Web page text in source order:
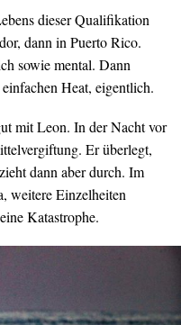
dieser Qualifikation
dann in Puerto Rico.
sowie mental. Dann
Heat, eigentlich.
mit Leon. In der Nacht vor
Er überlegt,
dann aber durch. Im
weitere Einzelheiten
Katastrophe.